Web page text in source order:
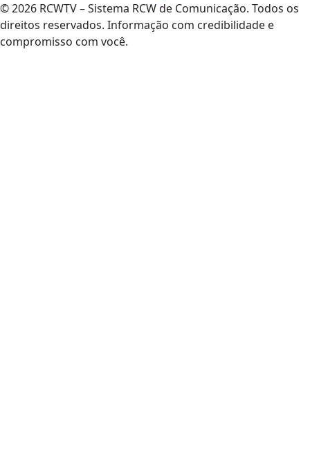
© 2026 RCWTV – Sistema RCW de Comunicação. Todos os
direitos reservados. Informação com credibilidade e
compromisso com você.